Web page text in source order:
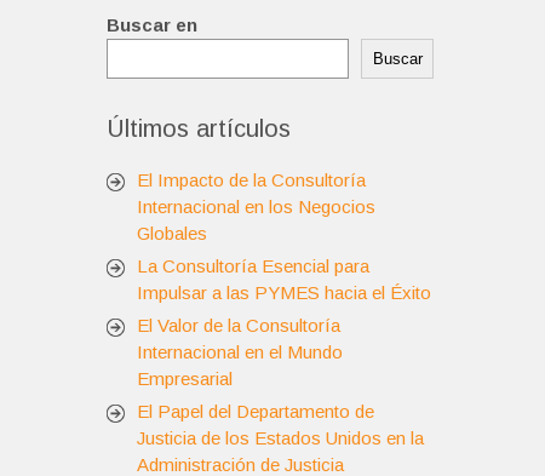
Buscar en
Buscar
Últimos artículos
El Impacto de la Consultoría
Internacional en los Negocios
Globales
La Consultoría Esencial para
Impulsar a las PYMES hacia el Éxito
El Valor de la Consultoría
Internacional en el Mundo
Empresarial
El Papel del Departamento de
Justicia de los Estados Unidos en la
Administración de Justicia